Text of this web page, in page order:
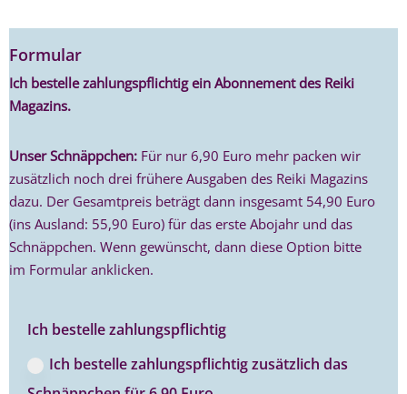
Formular
Ich bestelle zahlungspflichtig ein Abonnement des Reiki
Magazins.
Unser Schnäppchen: Für nur 6,90 Euro mehr packen wir
zusätzlich noch drei frühere Ausgaben des Reiki Magazins
dazu. Der Gesamtpreis beträgt dann insgesamt 54,90 Euro
(ins Ausland: 55,90 Euro) für das erste Abojahr und das
Schnäppchen. Wenn gewünscht, dann diese Option bitte
im Formular anklicken.
Ich bestelle zahlungspflichtig
Ich bestelle zahlungspflichtig zusätzlich das